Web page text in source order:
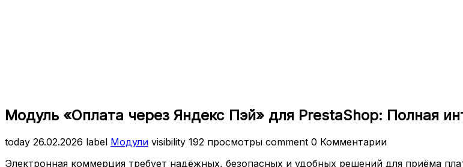
Модуль «Оплата через Яндекс Пэй» для PrestaShop: Полная
today 26.02.2026 label Модули visibility 192 просмотры comment 0 Комментарии
Электронная коммерция требует надёжных, безопасных и удобных решений для приёма